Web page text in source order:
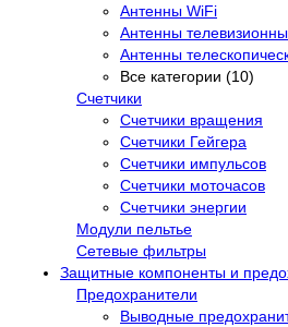
Антенны WiFi
Антенны
Антенны
Все категории (10)
Счетчики
Счетчики вращения
Счетчики Гейгера
Счетчики импульсов
Счетчики моточасов
Счетчики энергии
Модули пельтье
Сетевые фильтры
Защитные компоненты и
Предохранители
Выводные